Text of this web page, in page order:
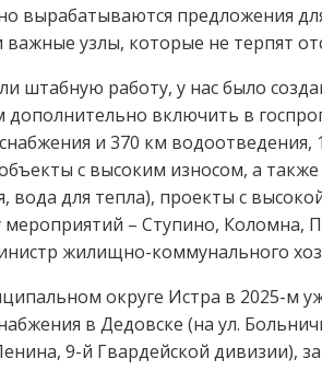
вырабатываются предложения
важные узлы, которые не терпят
штабную работу, у нас было
дополнительно включить в
и 370 км
с высоким износом, а
вода для тепла), проекты с
мероприятий – Ступино, Коломна,
жилищно-коммунального
округе Истра в 2025-м
в Дедовске (на ул.
9-й Гвардейской дивизии),